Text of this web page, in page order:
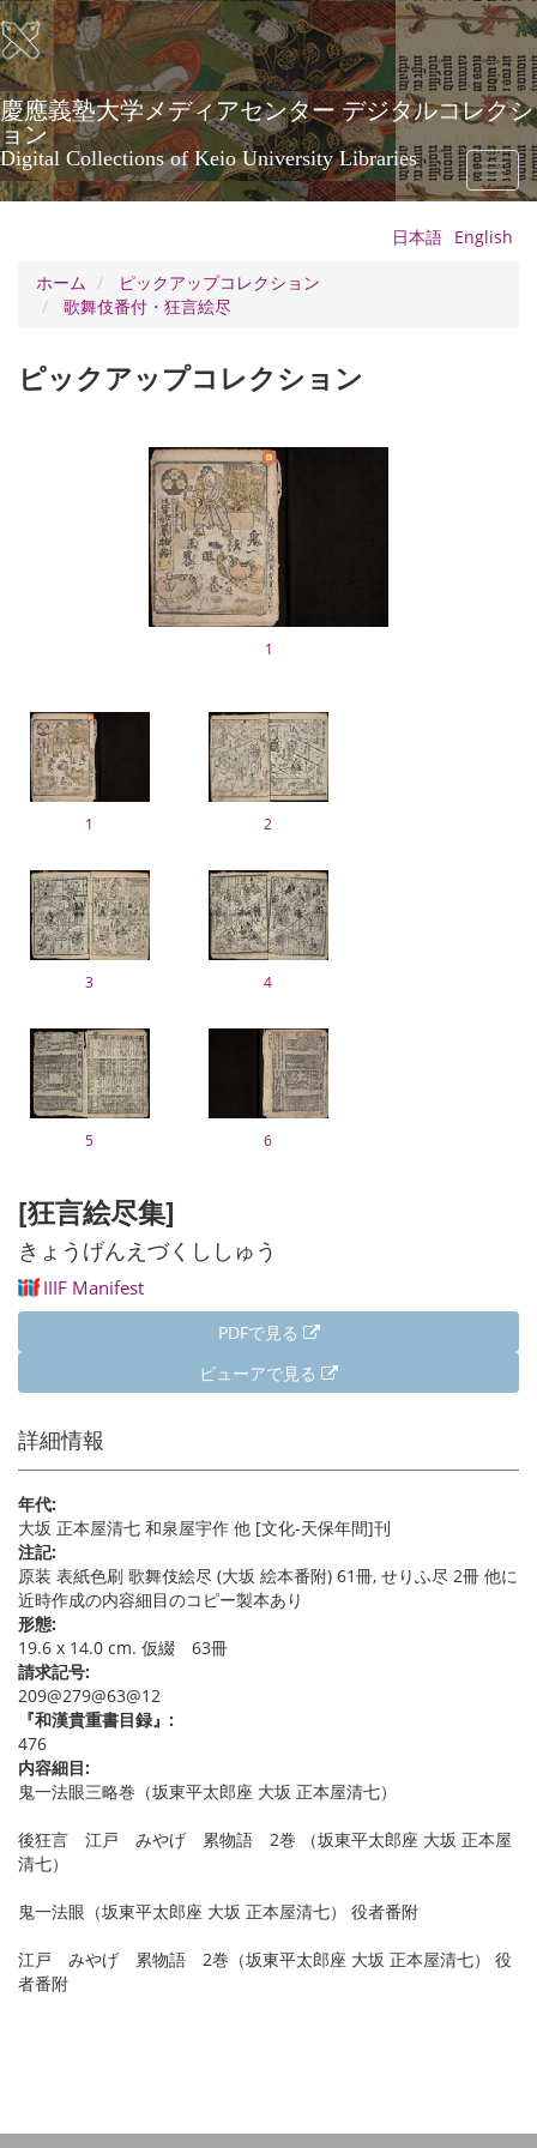
メ
イ
ン
コ
ン
テ
ン
ツ
に
慶應義塾大学メディアセンター デジタルコレクシ
ョン
Digital Collections of Keio University Libraries
Toggle
日本語 English
ホーム
ピックアップコレクション
歌舞伎番付・狂言絵尽
ピックアップコレクション
1
1 2
3 4
5 6
[狂言絵尽集]
きょうげんえづくししゅう
IIIF Manifest
PDFで見る
ビューアで見る
詳細情報
年代:
大坂 正本屋清七 和泉屋宇作 他 [文化-天保年間]刊
注記:
原装 表紙色刷 歌舞伎絵尽 (大坂 絵本番附) 61冊, せりふ尽 2冊 他に
近時作成の内容細目のコピー製本あり
形態:
19.6 x 14.0 cm. 仮綴 63冊
請求記号:
209@279@63@12
『和漢貴重書目録』:
476
内容細目:
鬼一法眼三略巻（坂東平太郎座 大坂 正本屋清七）
後狂言 江戸 みやげ 累物語 2巻 （坂東平太郎座 大坂 正本屋
清七）
鬼一法眼（坂東平太郎座 大坂 正本屋清七） 役者番附
江戸 みやげ 累物語 2巻（坂東平太郎座 大坂 正本屋清七） 役
者番附